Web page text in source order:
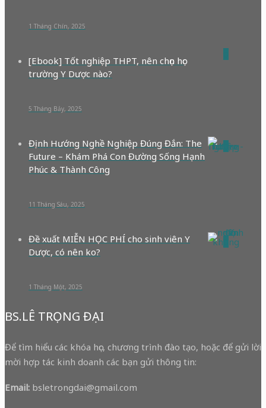
1 Tháng Chín, 2025
[Ebook] Tốt nghiệp THPT, nên chọn học
trường Y Dược nào?
5 Tháng Bảy, 2025
0
Định Hướng Nghề Nghiệp Đúng Đắn: The
Future – Khám Phá Con Đường Sống Hạnh
Phúc & Thành Công
11 Tháng Sáu, 2025
Đề xuất MIỄN HỌC PHÍ cho sinh viên Y
Dược, có nên ko?
1 Tháng Một, 2025
BS.LÊ TRỌNG ĐẠI
Để tìm hiểu các khóa học, chương trình đào tạo, hoặc để gửi lời
mời hợp tác kinh doanh các bạn gửi thông tin:
Email: bsletrongdai@gmail.com